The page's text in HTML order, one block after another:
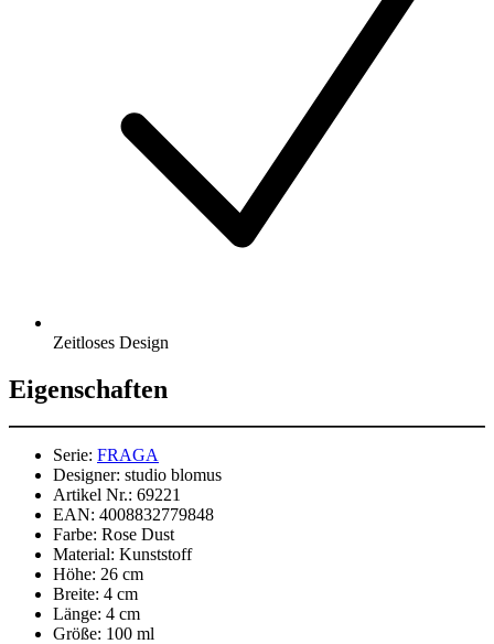
Zeitloses Design
Eigenschaften
Serie: FRAGA
Designer: studio blomus
Artikel Nr.: 69221
EAN: 4008832779848
Farbe: Rose Dust
Material: Kunststoff
Höhe: 26 cm
Breite: 4 cm
Länge: 4 cm
Größe: 100 ml